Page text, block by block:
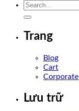
Trang
Blog
Cart
Corporate
Lưu trữ